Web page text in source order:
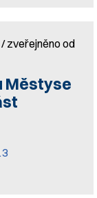
/ zveřejněno od
Městyse